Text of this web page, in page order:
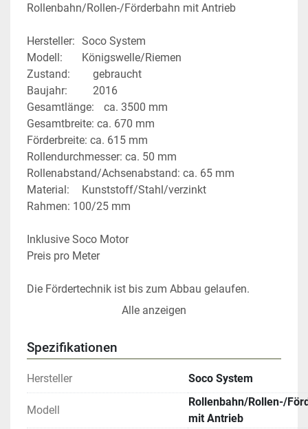
Rollenbahn/Rollen-/Förderbahn mit Antrieb
Hersteller: 	Soco System
Modell: 		Königswelle/Riemen
Zustand: 		gebraucht
Baujahr: 		2016
Gesamtlänge: 	ca. 3500 mm
Gesamtbreite: ca. 670 mm
Förderbreite: ca. 615 mm
Rollendurchmesser: ca. 50 mm
Rollenabstand/Achsenabstand: ca. 65 mm
Material: 	Kunststoff/Stahl/verzinkt
Rahmen: 100/25 mm
Inklusive Soco Motor
Preis pro Meter
Die Fördertechnik ist bis zum Abbau gelaufen.
Durch die hervorragende Verarbeitung der
Maßgeschneiderte Lösungen für Ihre Intralogistik
Für Rollenbahnen, Gurtbahnen, Schrägförderer oder
Teleskope zur Be- und Entladung Ihrer Waren sind
wir Ihr kompetenter Ansprechpartner! Gerne erstellen
Alle anzeigen
Spezifikationen
Hersteller Soco System
Modell
Rollenbahn/Rollen-/
mit Antrieb